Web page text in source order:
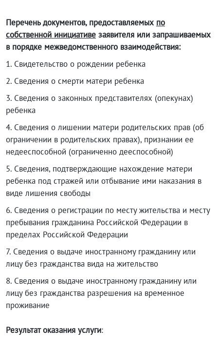
Перечень документов, предоставляемых по
собственной инициативе заявителя или запрашиваемых
в порядке межведомственного взаимодействия:
1. Свидетельство о рождении ребенка
2. Сведения о смерти матери ребенка
3. Сведения о законных представителях (опекунах)
ребенка
4. Сведения о лишении матери родительских прав (об
ограничении в родительских правах), признании ее
недееспособной (ограниченно дееспособной)
5. Сведения, подтверждающие нахождение матери
ребенка под стражей или отбывание ими наказания в
виде лишения свободы
6. Сведения о регистрации по месту жительства и месту
пребывания гражданина Российской Федерации в
пределах Российской Федерации
7. Сведения о выдаче иностранному гражданину или
лицу без гражданства вида на жительство
8. Сведения о выдаче иностранному гражданину или
лицу без гражданства разрешения на временное
проживание
Результат оказания услуги: